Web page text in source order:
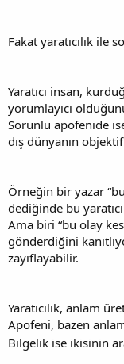
Fakat yaratıcılık ile
Yaratıcı insan,
yorumlayıcı
Sorunlu apofenide
dış dünyanın
Örneğin bir yazar
dediğinde bu
Ama biri “bu olay
gönderdiğini
zayıflayabilir.
Yaratıcılık, anlam
Apofeni, bazen
Bilgelik ise ikisinin